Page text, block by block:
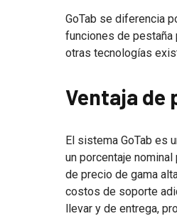
GoTab se diferencia
funciones de pestaña
otras tecnologías
Ventaja de
El sistema GoTab es
un porcentaje
de precio de gama
costos de soporte
llevar y de entrega,